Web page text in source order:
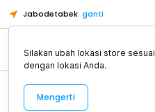
Jabodetabek ganti
Alat Kopi
Silakan ubah lokasi store sesuai
dengan lokasi Anda.
Mengerti